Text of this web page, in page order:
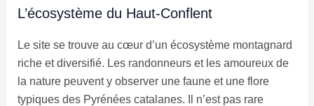
L’écosystème du Haut-Conflent
Le site se trouve au cœur d’un écosystème montagnard
riche et diversifié. Les randonneurs et les amoureux de
la nature peuvent y observer une faune et une flore
typiques des Pyrénées catalanes. Il n’est pas rare